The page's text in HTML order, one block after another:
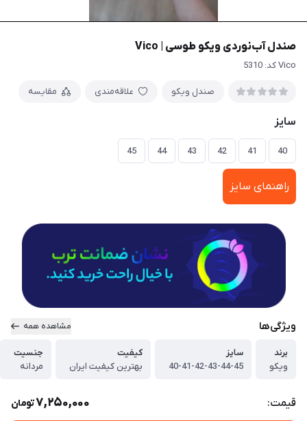
صندل آب‌نوردی ویکو طوسی | Vico
Vico کد: 5310
صندل ویکو علاقه‌مندی مقایسه
سایز
40
41
42
43
44
45
راهنمای سایز
ویژگی‌ها مشاهده همه
برند
ویکو
سایز
40-41-42-43-44-45
کیفیت
بهترین کیفیت ایران
جنسیت
مردانه
قیمت: 7,250,000تومان